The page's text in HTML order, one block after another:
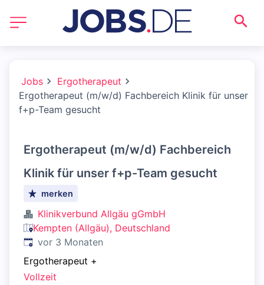
Jobs
Ergotherapeut
Ergotherapeut (m/w/d) Fachbereich Klinik für unser
f+p-Team gesucht
Ergotherapeut (m/w/d) Fachbereich
Klinik für unser f+p-Team gesucht
merken
Klinikverbund Allgäu gGmbH
Kempten (Allgäu), Deutschland
Veröffentlicht:
vor 3 Monaten
Ergotherapeut +
Vollzeit